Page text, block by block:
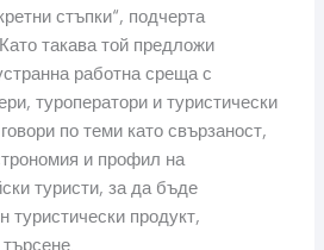
стъпки“, подчерта
такава той предложи
работна среща с
туроператори и туристически
по теми като свързаност,
и профил на
туристи, за да бъде
туристически продукт,